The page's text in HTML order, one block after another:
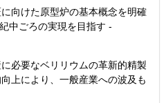
向けた原型炉の基本概念を明確
中ごろの実現を目指す -
必要なベリリウムの革新的精製
上により、一般産業への波及も